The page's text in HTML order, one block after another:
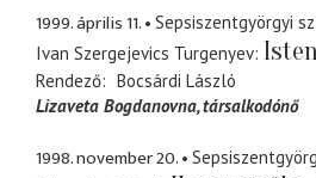
1999. április 11.
Sepsiszentgyörgyi
Ivan Szergejevics Turgenyev
Rendező
Bocsárdi László
Lizaveta Bogdanovna társalkodónő
1998. november 20.